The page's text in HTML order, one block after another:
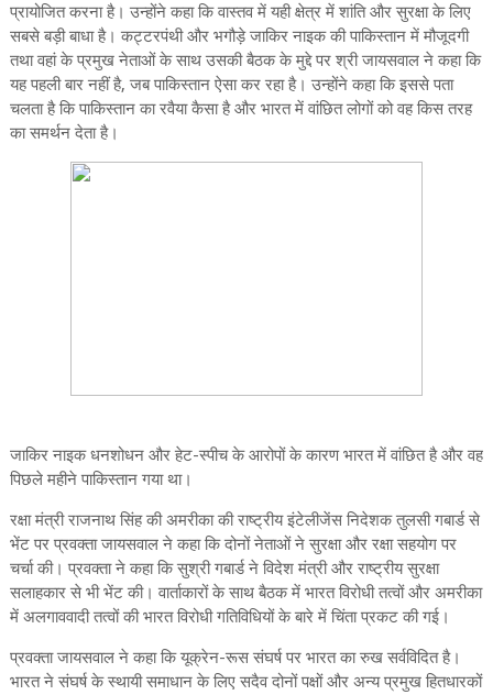
प्रायोजित करना है। उन्होंने कहा कि वास्तव में यही क्षेत्र में शांति और सुरक्षा के लिए
सबसे बड़ी बाधा है। कट्टरपंथी और भगौड़े जाकिर नाइक की पाकिस्‍तान में मौजूदगी
तथा वहां के प्रमुख नेताओं के साथ उसकी बैठक के मुद्दे पर श्री जायसवाल ने कहा कि
यह पहली बार नहीं है, जब पाकिस्‍तान ऐसा कर रहा है। उन्‍होंने कहा कि इससे पता
चलता है कि पाकिस्‍तान का रवैया कैसा है और भारत में वांछित लोगों को वह किस तरह
का समर्थन देता है।
जाकिर नाइक धनशोधन और हेट-स्‍पीच के आरोपों के कारण भारत में वांछित है और वह
पिछले महीने पाकिस्‍तान गया था।
रक्षा मंत्री राजनाथ सिंह की अमरीका की राष्ट्रीय इंटेलीजेंस निदेशक तुलसी गबार्ड से
भेंट पर प्रवक्ता जायसवाल ने कहा कि दोनों नेताओं ने सुरक्षा और रक्षा सहयोग पर
चर्चा की। प्रवक्ता ने कहा कि सुश्री गबार्ड ने विदेश मंत्री और राष्ट्रीय सुरक्षा
सलाहकार से भी भेंट की। वार्ताकारों के साथ बैठक में भारत विरोधी तत्वों और अमरीका
में अलगाववादी तत्वों की भारत विरोधी गतिविधियों के बारे में चिंता प्रकट की गई।
प्रवक्ता जायसवाल ने कहा कि यूक्रेन-रूस संघर्ष पर भारत का रुख सर्वविदित है।
भारत ने संघर्ष के स्थायी समाधान के लिए सदैव दोनों पक्षों और अन्य प्रमुख हितधारकों